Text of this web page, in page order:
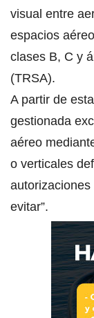
visual entre
espacios
clases B, C y
(TRSA).
A partir de
gestionada
aéreo
o verticales
autorizaciones
evitar”.